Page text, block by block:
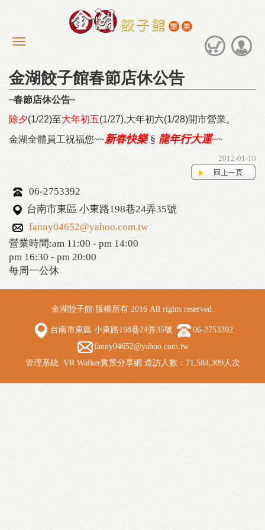
金湖餃子館春節店休公告
~春節店休公告~
除夕(1/22)至大年初五(1/27),大年初六(1/28)開市營業。
金湖全體員工祝福您~~新春快樂§ 龍年行大運~~
2012-01-10
06-2753392
台南市東區 小東路198巷24弄35號
fanny04652@yahoo.com.tw
營業時間:am 11:00 - pm 14:00
pm 16:30 - pm 20:00
每周一公休
金湖餃子館‧版權所有 2016 All rights reserved.
台南市東區 小東路198巷24弄35號
06-2753392
fanny04652@yahoo.com.tw
管理系統 VR Walker實景分享網 造訪人數：71,584,309人次